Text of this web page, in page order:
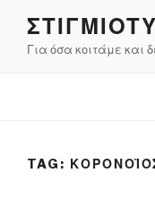
contentΓια όσα κοιτάμε και
TAG: